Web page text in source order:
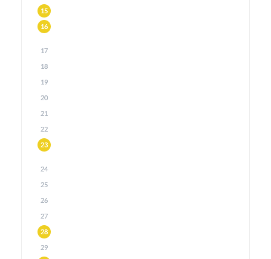
15
16
17
18
19
20
21
22
23
24
25
26
27
28
29